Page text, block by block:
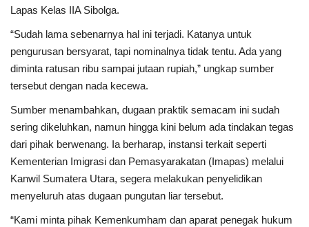
Umum
Politik
Daerah
Sumbar
Lapas Kelas IIA Sibolga.
“Sudah lama sebenarnya hal ini terjadi. Katanya untuk
pengurusan bersyarat, tapi nominalnya tidak tentu. Ada yang
diminta ratusan ribu sampai jutaan rupiah,” ungkap sumber
tersebut dengan nada kecewa.
Sumber menambahkan, dugaan praktik semacam ini sudah
sering dikeluhkan, namun hingga kini belum ada tindakan tegas
dari pihak berwenang. Ia berharap, instansi terkait seperti
Kementerian Imigrasi dan Pemasyarakatan (Imapas) melalui
Kanwil Sumatera Utara, segera melakukan penyelidikan
menyeluruh atas dugaan pungutan liar tersebut.
“Kami minta pihak Kemenkumham dan aparat penegak hukum